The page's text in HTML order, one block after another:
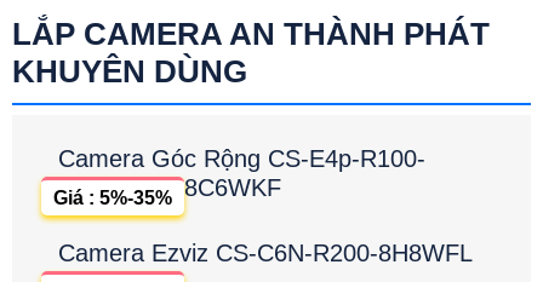
LẮP CAMERA AN THÀNH PHÁT
KHUYÊN DÙNG
Camera Góc Rộng CS-E4p-R100-
8C6WKF
Giá : 5%-35%
Camera Ezviz CS-C6N-R200-8H8WFL